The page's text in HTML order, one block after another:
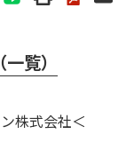
覧）
株式会社＜